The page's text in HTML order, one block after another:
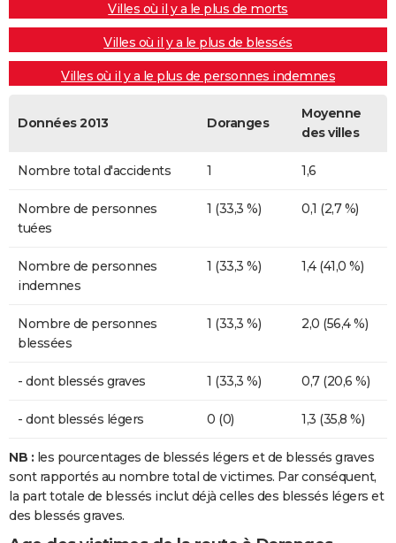
Villes où il y a le plus de morts
Villes où il y a le plus de blessés
Villes où il y a le plus de personnes indemnes
Données 2013 Doranges
Moyenne
des villes
Nombre total d'accidents 1 1,6
Nombre de personnes
tuées
1 (33,3 %) 0,1 (2,7 %)
Nombre de personnes
indemnes
1 (33,3 %) 1,4 (41,0 %)
Nombre de personnes
blessées
1 (33,3 %) 2,0 (56,4 %)
- dont blessés graves 1 (33,3 %) 0,7 (20,6 %)
- dont blessés légers 0 (0) 1,3 (35,8 %)
NB : les pourcentages de blessés légers et de blessés graves
sont rapportés au nombre total de victimes. Par conséquent,
la part totale de blessés inclut déjà celles des blessés légers et
des blessés graves.